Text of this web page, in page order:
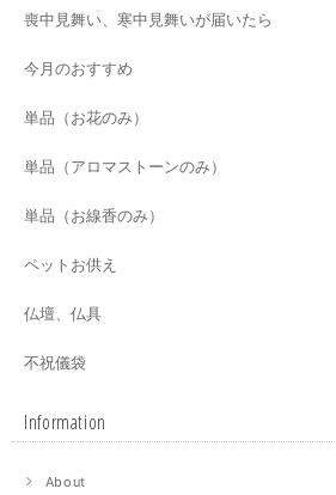
喪中見舞い、寒中見舞いが届いたら
今月のおすすめ
単品（お花のみ）
単品（アロマストーンのみ）
単品（お線香のみ）
ペットお供え
仏壇、仏具
不祝儀袋
Information
About